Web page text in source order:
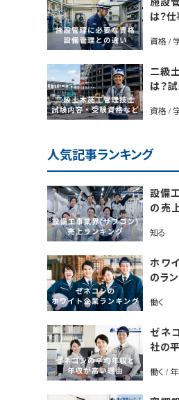
は？
資格 /
二級
は？
資格 /
人気記事ランキング
設備
の売
設備ジ
知る
ホワ
のラ
版】
働く
ゼネ
社の
P法も
働く /